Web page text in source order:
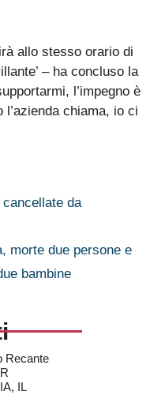
allo stesso orario di
– ha concluso la
l’impegno è
chiama, io ci
da
morte due persone e
bambine
Recante
IL